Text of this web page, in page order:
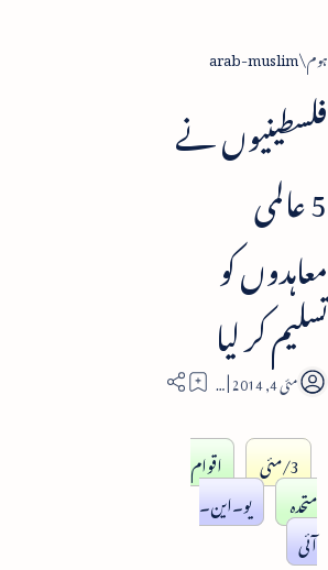
ہوم arab-muslim
فلسطینیوں نے
5 عالمی
معاہدوں کو
تسلیم کر لیا
2
3/مئی
اقوام
متحدہ
یو۔این۔
آئی